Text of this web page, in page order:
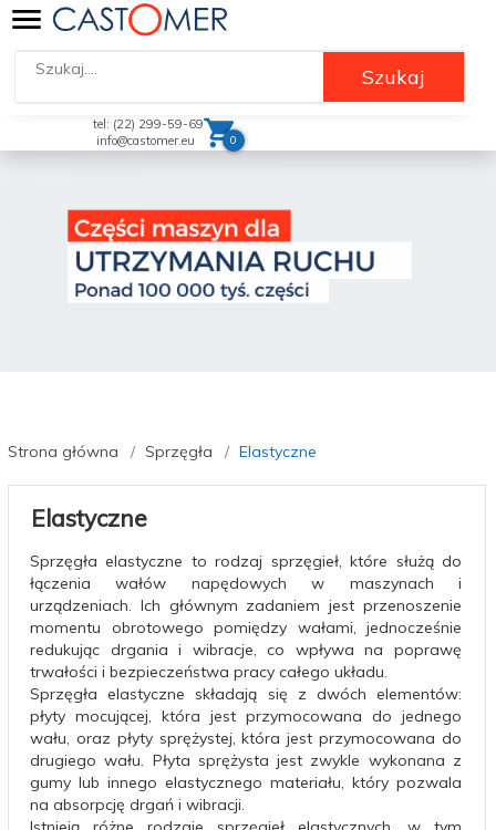
Szukaj
0
tel: (22) 299-59-69
info@castomer.eu
Strona główna Sprzęgła Elastyczne
Elastyczne
Sprzęgła elastyczne to rodzaj sprzęgieł, które służą do
łączenia wałów napędowych w maszynach i
urządzeniach. Ich głównym zadaniem jest przenoszenie
momentu obrotowego pomiędzy wałami, jednocześnie
redukując drgania i wibracje, co wpływa na poprawę
trwałości i bezpieczeństwa pracy całego układu.
Sprzęgła elastyczne składają się z dwóch elementów:
płyty mocującej, która jest przymocowana do jednego
wału, oraz płyty sprężystej, która jest przymocowana do
drugiego wału. Płyta sprężysta jest zwykle wykonana z
gumy lub innego elastycznego materiału, który pozwala
na absorpcję drgań i wibracji.